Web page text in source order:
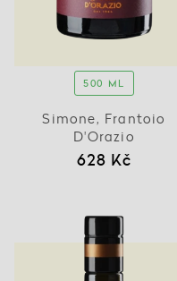
500 ML
Simone, Frantoio
D'Orazio
628 Kč